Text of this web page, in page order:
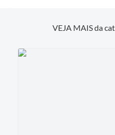
VEJA MAIS da